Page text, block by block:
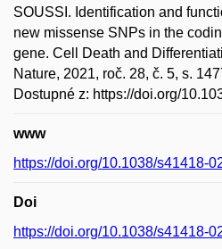
SOUSSI. Identification and
new missense SNPs in the
gene. Cell Death and
Nature, 2021, roč. 28, č. 5, s.
Dostupné z: https://doi.org/
www
https://doi.org/10.1038/s41418-
Doi
https://doi.org/10.1038/s41418-